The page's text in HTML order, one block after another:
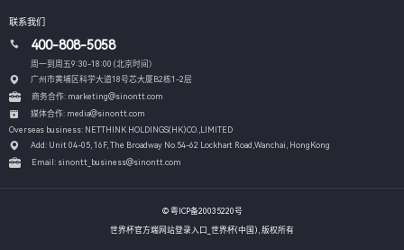
联系我们
400-808-5058
周一到周五9:30-18:00 (北京时间）
广州市黄埔区科学大道18号芯大厦B2栋1-2层
商务合作: marketing@sinontt.com
媒体合作: media@sinontt.com
Overseas business: NETTHINK HOLDINGS(HK)CO.,LIMITED
Add: Unit 04-05, 16F, The Broadway No.54-62 Lockhart Road,Wanchai, HongKong
Email: sinontt_business@sinontt.com
© 粤ICP备20035220号
世界杯官方端网站登录入口_世界杯(中国), 版权所有